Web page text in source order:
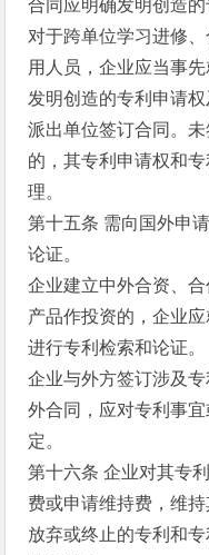
合同应明确发明创造
对于跨单位学习进修
用人员，企业应当事
发明创造的专利申请
派出单位签订合同。
的，其专利申请权和
理。
第十五条 需向国外申
论证。
企业建立中外合资、
产品作投资的，企业
进行专利检索和论证。
企业与外方签订涉及
外合同，应对专利事
定。
第十六条 企业对其专
费或申请维持费，维
放弃或终止的专利和